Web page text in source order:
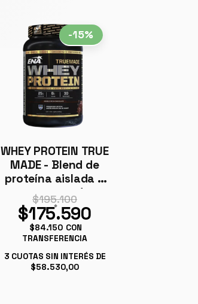
-15%
WHEY PROTEIN TRUE
MADE - Blend de
proteína aislada +
concentrada
$195.100
$175.590
$84.150 CON
TRANSFERENCIA
3 CUOTAS SIN INTERÉS DE
$58.530,00